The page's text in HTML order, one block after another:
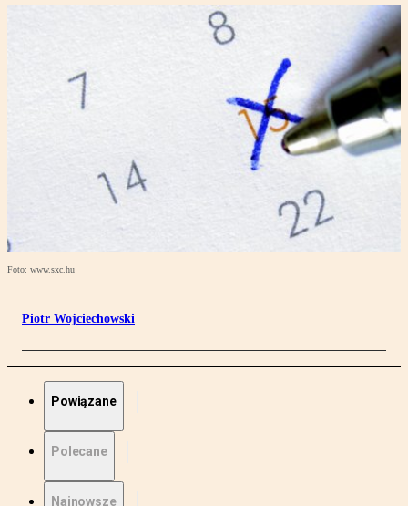
Foto: www.sxc.hu
Piotr Wojciechowski
Powiązane
Polecane
Najnowsze